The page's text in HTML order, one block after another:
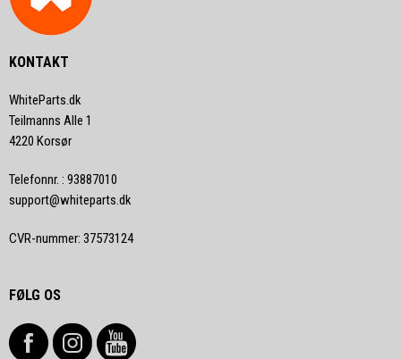
KONTAKT
WhiteParts.dk
Teilmanns Alle 1
4220 Korsør
Telefonnr. : 93887010
support@whiteparts.dk
CVR-nummer: 37573124
FØLG OS